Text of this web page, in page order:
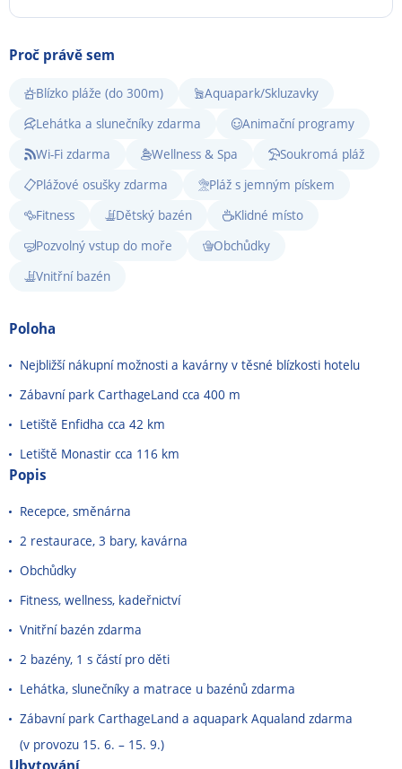
Proč právě sem
Blízko pláže (do 300m)
Aquapark/Skluzavky
Lehátka a slunečníky zdarma
Animační programy
Wi-Fi zdarma
Wellness & Spa
Soukromá pláž
Plážové osušky zdarma
Pláž s jemným pískem
Fitness
Dětský bazén
Klidné místo
Pozvolný vstup do moře
Obchůdky
Vnitřní bazén
Poloha
Nejbližší nákupní možnosti a kavárny v těsné blízkosti hotelu
Zábavní park CarthageLand cca 400 m
Letiště Enfidha cca 42 km
Letiště Monastir cca 116 km
Popis
Recepce, směnárna
2 restaurace, 3 bary, kavárna
Obchůdky
Fitness, wellness, kadeřnictví
Vnitřní bazén zdarma
2 bazény, 1 s částí pro děti
Lehátka, slunečníky a matrace u bazénů zdarma
Zábavní park CarthageLand a aquapark Aqualand zdarma
(v provozu 15. 6. – 15. 9.)